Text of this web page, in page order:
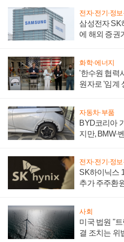
전자·전기·정
삼성전자 SK
에 해외 증권
화학·에너지
'한수원 협력
원자로 '임계
자동차·부품
BYD코리아
지만, BMW·
전자·전기·정
SK하이닉스
추가 주주환
사회
미국 법원 "
결 조치는 위